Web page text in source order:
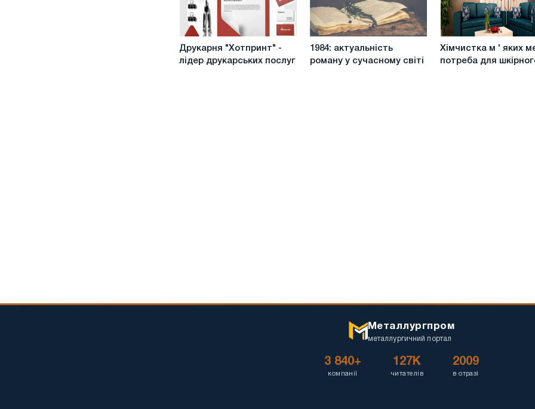
суспільства
Друкарня
"Хотпринт"
Друкарня "Хотпринт" -
лідер друкарських послуг
1984:
актуальність
роману
1984: актуальність
роману у сучасному світі
Хімчистка
Хімчистка м ' яких
потреба для
Металлургпром
металлургичний портал
3 840+
компанії
127K
читателів
2009
в отразі